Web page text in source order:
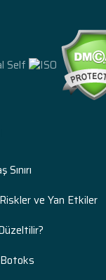
ve Yan Etkiler